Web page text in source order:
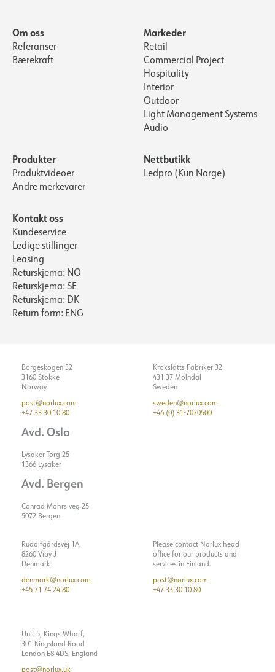
Om oss
Referanser
Bærekraft
Markeder
Retail
Commercial Project
Hospitality
Interior
Outdoor
Light Management Systems
Audio
Produkter
Produktvideoer
Andre merkevarer
Nettbutikk
Ledpro (Kun Norge)
Kontakt oss
Kundeservice
Ledige stillinger
Leasing
Returskjema: NO
Returskjema: SE
Returskjema: DK
Return form: ENG
Borgeskogen 32
3160 Stokke
Norway
post@norlux.com
+47 33 30 10 80
Avd. Oslo
Lysaker Torg 25
1366 Lysaker
Avd. Bergen
Conrad Mohrs veg 25
5072 Bergen
Krokslätts Fabriker 32
431 37 Mölndal
Sweden
sweden@norlux.com
+46 (0) 31-7070500
Rudolfgårdsvej 1A
8260 Viby J
Denmark
denmark@norlux.com
+45 71 74 24 80
Please contact Norlux head
office for our products and
services in Finland.
post@norlux.com
+47 33 30 10 80
Unit 5, Kings Wharf,
301 Kingsland Road
London E8 4DS, England
post@norlux.uk